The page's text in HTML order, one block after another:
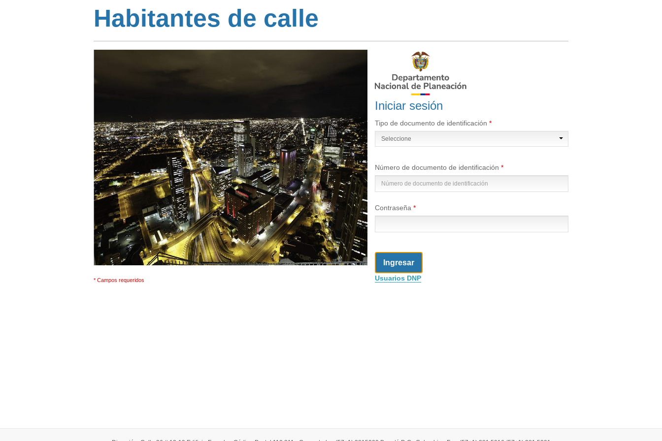
Habitantes de calle
* Campos requeridos
Iniciar sesión
Tipo de documento de identificación
Seleccione
Número de documento de identificación
Contraseña
Usuarios DNP